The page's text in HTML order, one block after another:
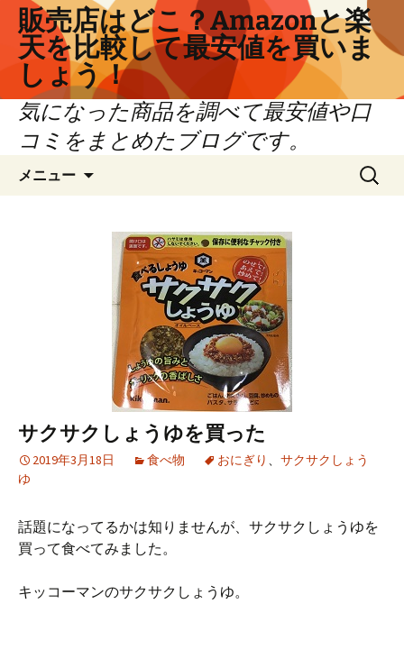
ツ
販売店はどこ？Amazonと楽
天を比較して最安値を買いま
しょう！
気になった商品を調べて最安値や口
コミをまとめたブログです。
メニュー
検
索:
サクサクしょうゆを買った
2019年3月18日 食べ物 おにぎり 、 サクサクしょう
ゆ
話題になってるかは知りませんが、サクサクしょうゆを
買って食べてみました。
キッコーマンのサクサクしょうゆ。